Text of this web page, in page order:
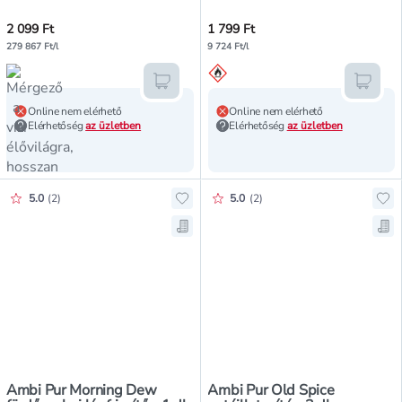
2 099 Ft
279 867 Ft/l
Online nem elérhető
Elérhetőségaz üzletben
Kosárba teszem
1 799 Ft
9 724 Ft/l
Online nem elérhető
Elérhetőség az üzletben
Ambi Pur Morning Dew
Értékelés pontszáma:
5.0 (2)
Hozzáadás a kedvencekhez,
Mentés a bevásárló listára,
Ambi Pur Old Spice
Értékelés pontszáma:
5.0 (2)